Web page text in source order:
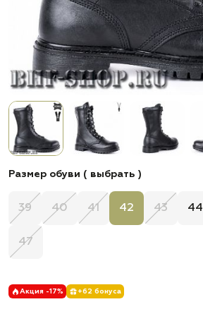
Размер обуви ( выбрать )
39 40 41 42 43 44
47
Акция -17% +62 бонуса